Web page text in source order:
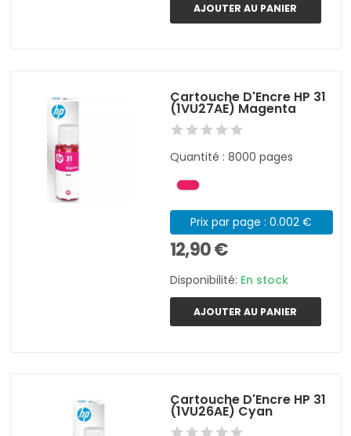
AJOUTER AU PANIER
Cartouche D'Encre HP 31
(1VU27AE) Magenta
Quantité : 8000 pages
Prix par page : 0.002 €
12,90 €
Disponibilité: En stock
AJOUTER AU PANIER
Cartouche D'Encre HP 31
(1VU26AE) Cyan